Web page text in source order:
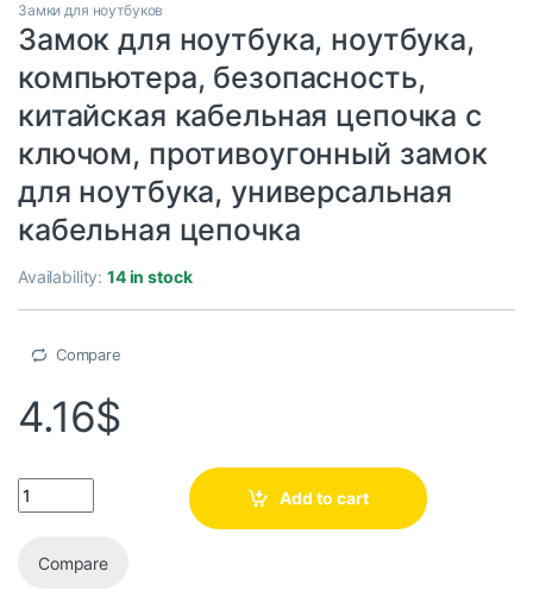
Замки для ноутбуков
Замок для ноутбука, ноутбука,
компьютера, безопасность,
китайская кабельная цепочка с
ключом, противоугонный замок
для ноутбука, универсальная
кабельная цепочка
Availability:14 in stock
Compare
4.16$
Add to cart
Compare